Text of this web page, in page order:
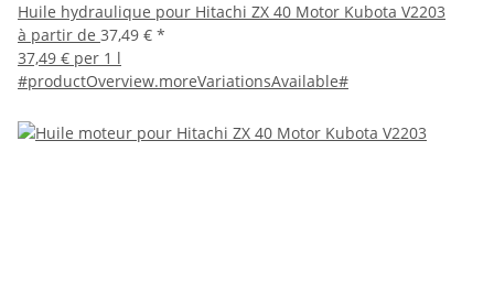
Huile hydraulique pour Hitachi ZX 40 Motor Kubota V2203
à partir de 37,49 € *
37,49 € per 1 l
#productOverview.moreVariationsAvailable#